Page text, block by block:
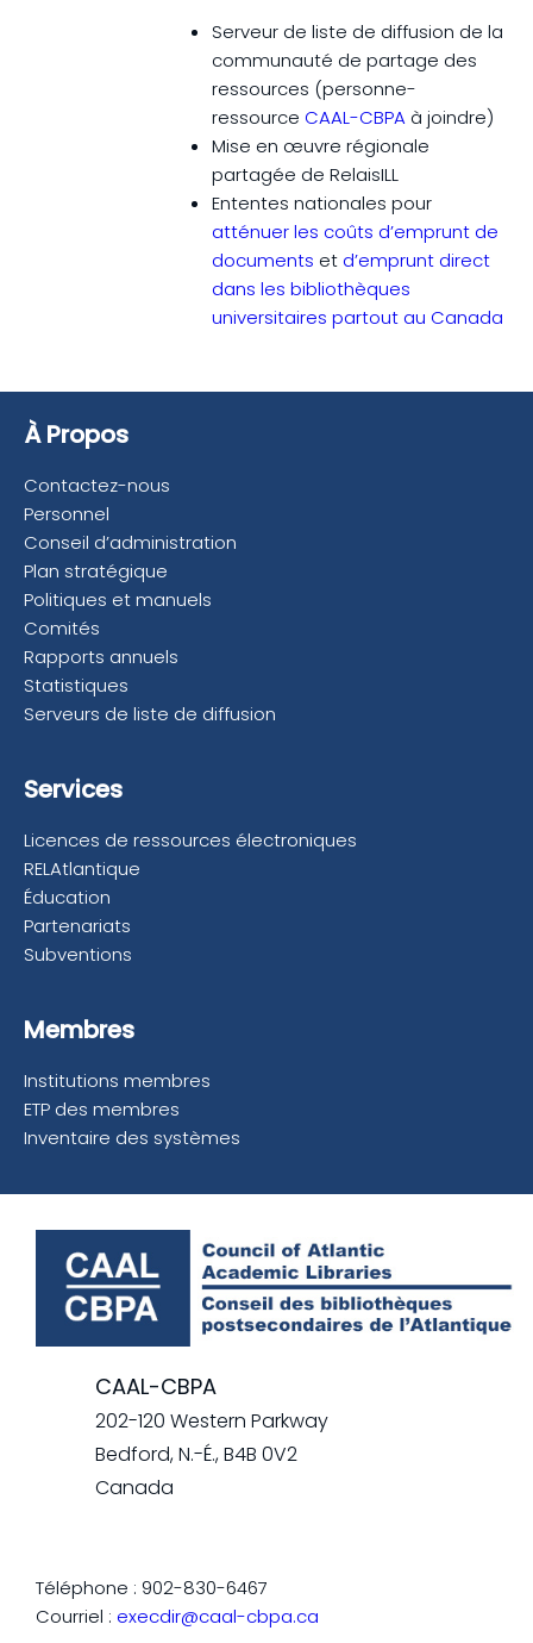
Serveur de liste de diffusion de la
communauté de partage des
ressources (personne-
ressource CAAL-CBPA à joindre)
Mise en œuvre régionale
partagée de RelaisILL
Ententes nationales pour
atténuer les coûts d’emprunt de
documents et d’emprunt direct
dans les bibliothèques
universitaires partout au Canada
À Propos
Contactez-nous
Personnel
Conseil d’administration
Plan stratégique
Politiques et manuels
Comités
Rapports annuels
Statistiques
Serveurs de liste de diffusion
Services
Licences de ressources électroniques
RELAtlantique
Éducation
Partenariats
Subventions
Membres
Institutions membres
ETP des membres
Inventaire des systèmes
CAAL-CBPA
202-120 Western Parkway
Bedford, N.-É., B4B 0V2
Canada
Téléphone : 902-830-6467
Courriel : execdir@caal-cbpa.ca